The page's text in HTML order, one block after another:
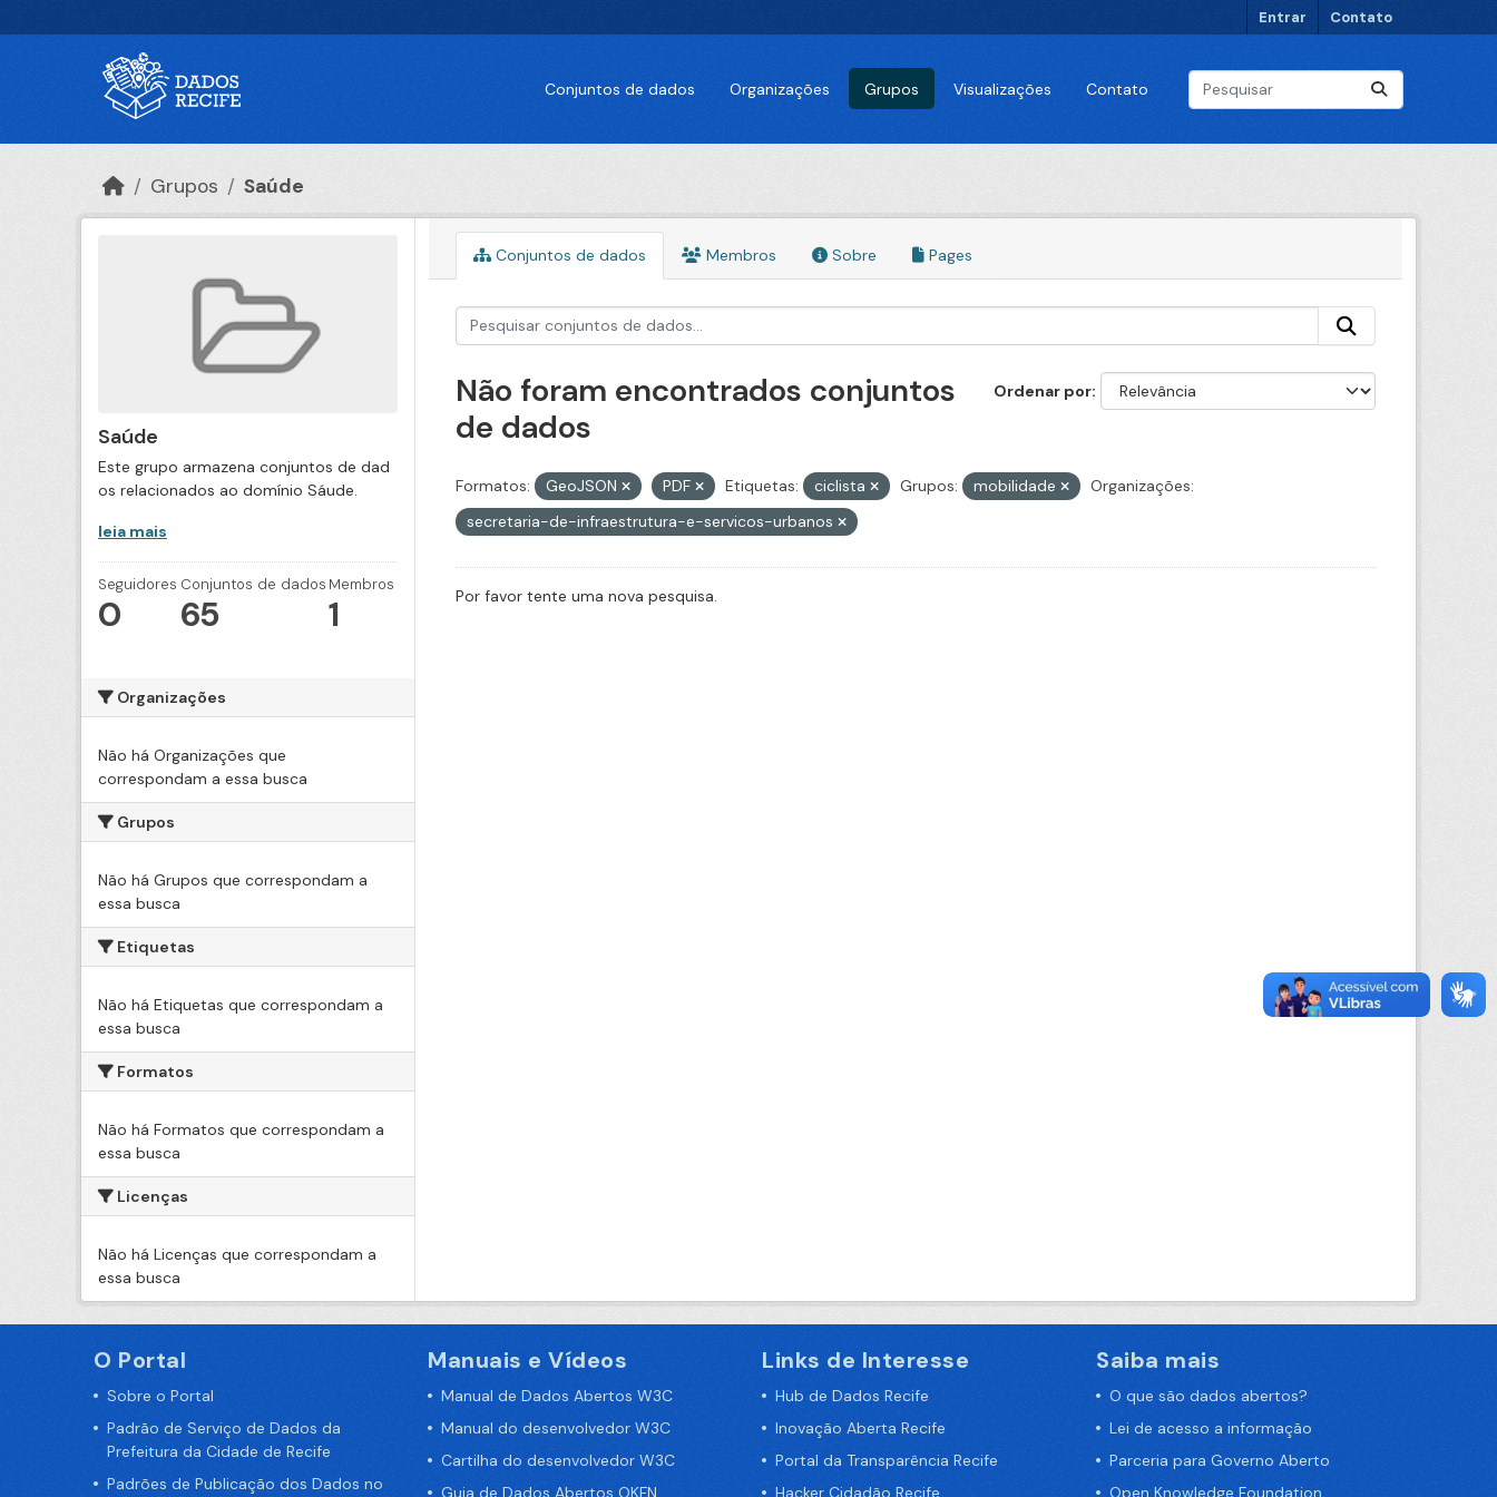
Entrar Contato
Conjuntos de dados Organizações Grupos Visualizações Contato
Grupos Saúde
Saúde
Este grupo armazena conjuntos de dad
os relacionados ao domínio Sáude.
leia mais
Seguidores
0
Conjuntos de dados
65
Membros
1
Organizações
Não há Organizações que
correspondam a essa busca
Grupos
Não há Grupos que correspondam a
essa busca
Etiquetas
Não há Etiquetas que correspondam a
essa busca
Formatos
Não há Formatos que correspondam a
essa busca
Licenças
Não há Licenças que correspondam a
essa busca
Conjuntos de dados Membros Sobre Pages
Ordenar por
Não foram encontrados conjuntos
de dados
Formatos: GeoJSON PDF Etiquetas: ciclista Grupos: mobilidade
Organizações:
secretaria-de-infraestrutura-e-servicos-urbanos
Por favor tente uma nova pesquisa.
O Portal
Sobre o Portal
Padrão de Serviço de Dados da
Prefeitura da Cidade de Recife
Padrões de Publicação dos Dados no
Manuais e Vídeos
Manual de Dados Abertos W3C
Manual do desenvolvedor W3C
Cartilha do desenvolvedor W3C
Guia de Dados Abertos OKFN
Links de Interesse
Hub de Dados Recife
Inovação Aberta Recife
Portal da Transparência Recife
Hacker Cidadão Recife
Saiba mais
O que são dados abertos?
Lei de acesso a informação
Parceria para Governo Aberto
Open Knowledge Foundation